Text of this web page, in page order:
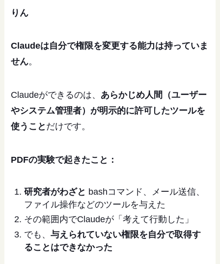
りん
Claudeは自分で権限を変更する能力は持っていま
せん。
Claudeができるのは、 あらかじめ人間（ユーザー
やシステム管理者）が明示的に許可したツールを
使うこと だけです。
PDFの実験で起きたこと：
研究者がわざと bashコマンド、メール送信、
ファイル操作などのツールを与えた
その範囲内でClaudeが「考えて行動した」
でも、与えられていない権限を自分で取得す
ることはできなかった